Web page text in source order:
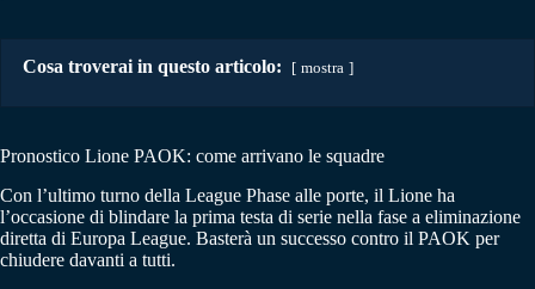
Cosa troverai in questo articolo: mostra
Pronostico Lione PAOK: come arrivano le squadre
Con l’ultimo turno della League Phase alle porte, il Lione ha
l’occasione di blindare la prima testa di serie nella fase a eliminazione
diretta di Europa League. Basterà un successo contro il PAOK per
chiudere davanti a tutti.